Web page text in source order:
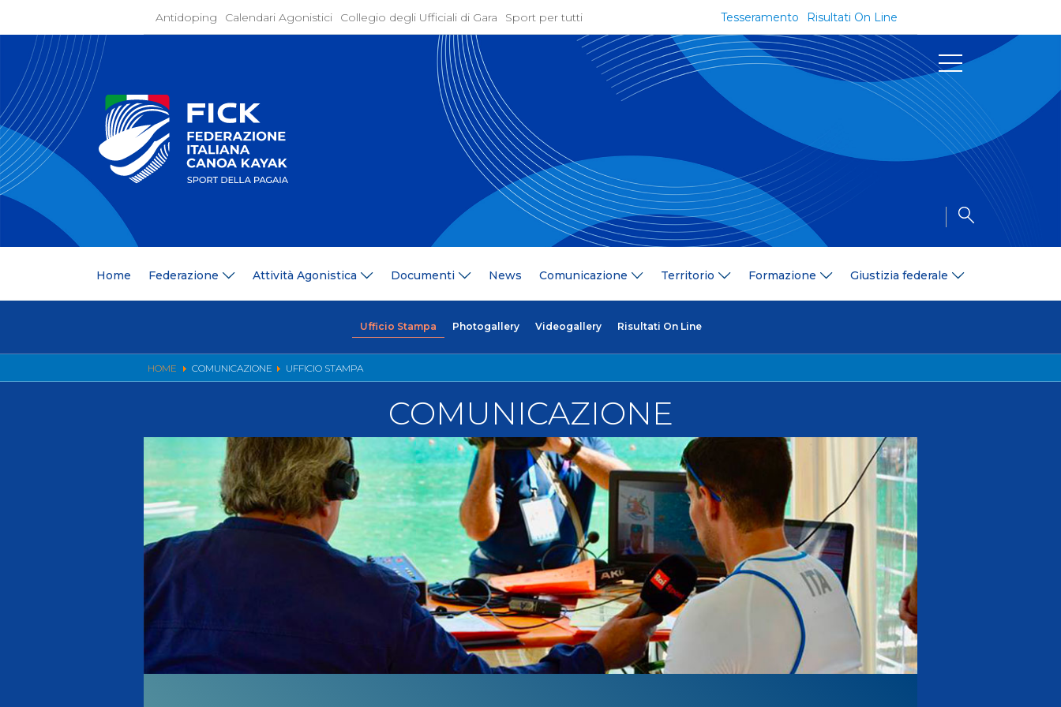
Antidoping Calendari Agonistici Collegio degli Ufficiali di Gara Sport per tutti Risultati On Line
Tesseramento
Home Federazione Attività Agonistica Documenti News Comunicazione Territorio Formazione Giustizia federale
Ufficio Stampa Photogallery Videogallery Risultati On Line
HOME COMUNICAZIONE UFFICIO STAMPA
Home
Whistleblowing
Attività Agonistica
Convocazioni
Documentazione Tecnica
Risultati On Line
Classifiche
FICK Coach
Dual Career
Documenti
Regolamenti e Codici
Delibere
Amministrazione Trasparente
News Comunicazione
Ufficio Stampa
Videogallery
Territorio
Comitati/Delegati Regionali
Formazione
Albo Tecnici
Giustizia federale
Contatti e organigramma
Regolamento di Giustizia
Invito Pubblico Organi di Giustizia
Corte D'Appello Federale
Tribunale Federale
Giudice Sportivo Nazionale
Safeguarding Policy
COMUNICAZIONE